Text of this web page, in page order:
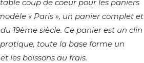
coup de coeur pour les paniers
« Paris », un panier complet et
19ème siècle. Ce panier est un clin
toute la base forme un
les boissons au frais.